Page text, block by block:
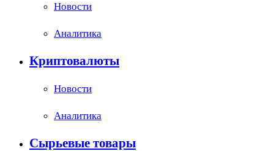
Новости
Аналитика
Криптовалюты
Новости
Аналитика
Сырьевые товары